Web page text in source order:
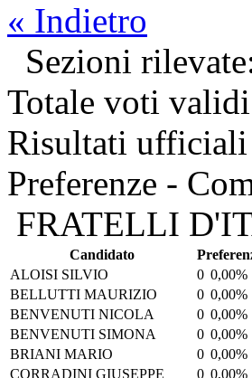
« Indietro
Sezioni
Totale voti
Risultati ufficiali
Preferenze -
FRATELLI
Candidato
ALOISI SILVIO
0 0,00%
BELLUTTI MAURIZIO
0 0,00%
BENVENUTI NICOLA
0 0,00%
BENVENUTI SIMONA
0 0,00%
BRIANI MARIO
0 0,00%
CORRADINI GIUSEPPE
0 0,00%